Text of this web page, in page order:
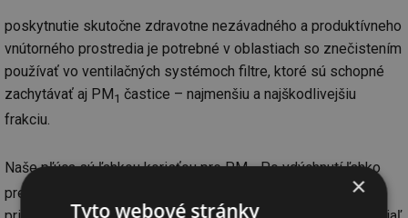
poskytnutie skutočne zdravotne nezávadného a produktívneho
vnútorného prostredia je potrebné v oblastiach so znečistením
používať vo ventilačných systémoch filtre, ktoré sú schopné
zachytávať aj PM 1 častice – najmenšiu a najškodlivejšiu
frakciu.
Naše pľúca sú ľahkou korisťou pre PM . Po vdýchnutí ľahko
prenikajú hlboko do pľúc kde je podstatná časť schopná×
Tyto webové stránky